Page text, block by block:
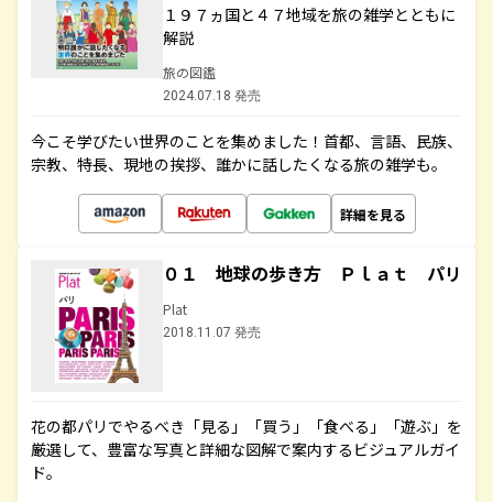
１９７ヵ国と４７地域を旅の雑学とともに
解説
旅の図鑑
2024.07.18 発売
今こそ学びたい世界のことを集めました！首都、言語、民族、
宗教、特長、現地の挨拶、誰かに話したくなる旅の雑学も。
詳細を見る
０１ 地球の歩き方 Ｐｌａｔ パリ
Plat
2018.11.07 発売
花の都パリでやるべき「見る」「買う」「食べる」「遊ぶ」を
厳選して、豊富な写真と詳細な図解で案内するビジュアルガイ
ド。